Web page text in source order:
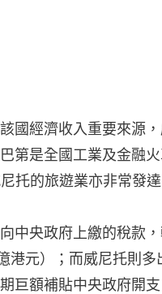
國經濟收入重要來源
第是全國工業及金融
托的旅遊業亦非常發達
中央政府上繳的稅款
港元）；而威尼托則
巨額補貼中央政府開